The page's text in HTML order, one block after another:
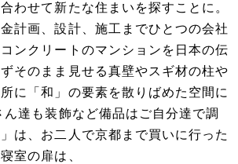
わせて新たな住まいを探すことに。
計画、設計、施工までひとつの会社
ンクリートのマンションを日本の伝
そのまま見せる真壁やスギ材の柱や
に「和」の要素を散りばめた空間に
達も装飾など備品はご自分達で調
は、お二人で京都まで買いに行った
室の扉は、